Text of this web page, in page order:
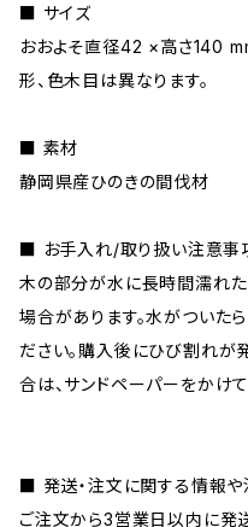
■ サイズ
おおよそ直径42 ×高さ140
形、色木目は異なります。
■ 素材
静岡県産ひのきの間伐材
■ お手入れ/取り扱い注意事
木の部分が水に長時間濡れた
場合があります。水がついた
ださい。購入後にひび割れが
合は、サンドペーパーをかけ
■ 発送・注文に関する情報
ご注文から3営業日以内に発